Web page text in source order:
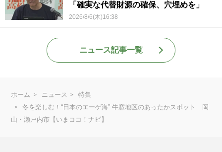
「確実な代替財源の確保、穴埋めを」
2026/8/6(木)16:38
ニュース記事一覧
ホーム ニュース
特集
冬を楽しむ！“日本のエーゲ海” 牛窓地区のあったかスポット 岡
山・瀬戸内市【いまココ！ナビ】